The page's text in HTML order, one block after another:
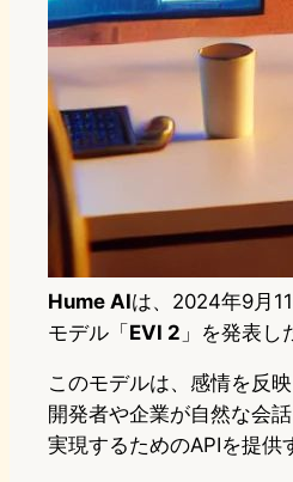
Hume AIは、2024年9月
モデル「 EVI 2 」を発表し
このモデルは、感情を反
開発者や企業が自然な会
実現するためのAPIを提供